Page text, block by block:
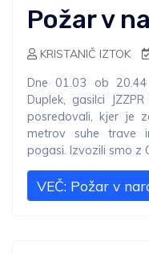
Požar v
KRISTANIČ IZTOK
Dne 01.03 ob
Duplek, gasilci
posredovali, kjer je
metrov suhe trave
pogasi. Izvozili smo z
VEČ: Požar v